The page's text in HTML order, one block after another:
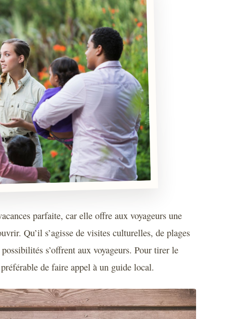
parfaite, car elle offre aux voyageurs une
Qu’il s’agisse de visites culturelles, de plages
s’offrent aux voyageurs. Pour tirer le
de faire appel à un guide local.